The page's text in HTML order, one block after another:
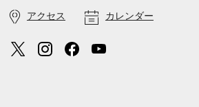
アクセス カレンダー